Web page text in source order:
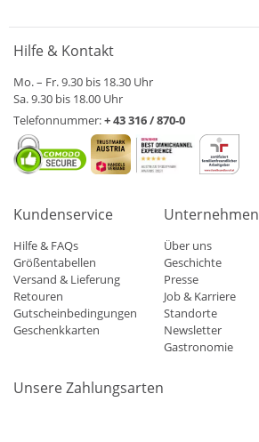
Hilfe & Kontakt
Mo. – Fr. 9.30 bis 18.30 Uhr
Sa. 9.30 bis 18.00 Uhr
Telefonnummer:+ 43 316 / 870-0
Kundenservice
Hilfe & FAQs
Größentabellen
Versand & Lieferung
Retouren
Gutscheinbedingungen
Geschenkkarten
Unternehmen
Über uns
Geschichte
Presse
Job & Karriere
Standorte
Newsletter
Gastronomie
Unsere Zahlungsarten